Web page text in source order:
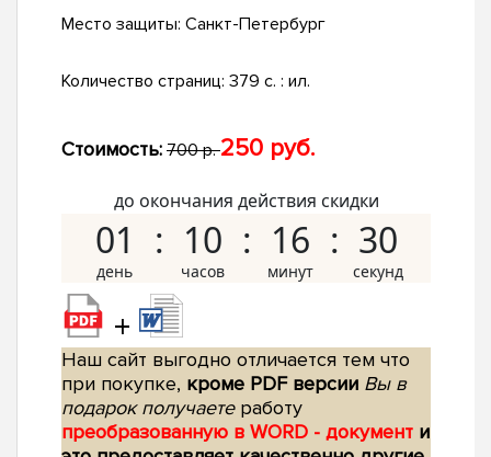
Место защиты: Санкт-Петербург
Количество страниц: 379 с. : ил.
Стоимость: 700 р.250 руб.
до окончания действия скидки
01 10 16 29
+
Наш сайт выгодно отличается тем что
при покупке, кроме PDF версии Вы в
подарок получаетеработу
преобразованную в WORD - документ и